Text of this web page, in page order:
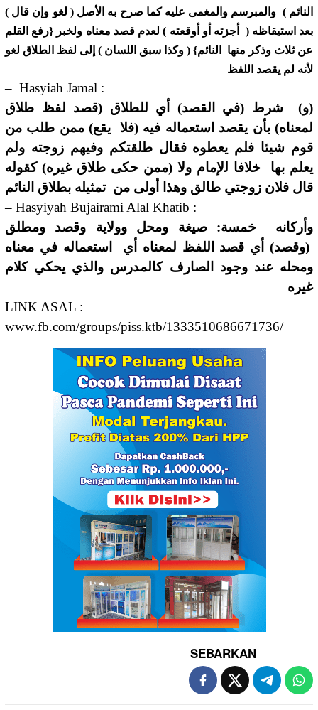
ﺍﻟﻨﺎﺋﻢ ‏) ﻭﺍﻟﻤﺒﺮﺳﻢ ﻭﺍﻟﻤﻐﻤﻰ ﻋﻠﻴﻪ ﻛﻤﺎ ﺻﺮﺡ ﺑﻪ ﺍﻷﺻﻞ ‏( ﻟﻐﻮ ﻭﺇﻥ ﻗﺎﻝ ‏)
ﺑﻌﺪ ﺍﺳﺘﻴﻘﺎﻇﻪ ‏( ﺃﺟﺰﺗﻪ ﺃﻭ ﺃﻭﻗﻌﺘﻪ ‏) ﻟﻌﺪﻡ ﻗﺼﺪ ﻣﻌﻨﺎﻩ ﻭﻟﺨﺒﺮ {ﺭﻓﻊ ﺍﻟﻘﻠﻢ
ﻋﻦ ﺛﻼﺙ ﻭﺫﻛﺮ ﻣﻨﻬﺎ ﺍﻟﻨﺎﺋﻢ} ‏( ﻭﻛﺬﺍ ﺳﺒﻖ ﺍﻟﻠﺴﺎﻥ ‏) ﺇﻟﻰ ﻟﻔﻆ ﺍﻟﻄﻼﻕ ﻟﻐﻮ
ﻷﻧﻪ ﻟﻢ ﻳﻘﺼﺪ ﺍﻟﻠﻔﻆ
– Hasyiah Jamal :
(ﻭ) ﺷﺮﻁ (ﻓﻲ اﻟﻘﺼﺪ) ﺃﻱ ﻟﻠﻄﻼﻕ (ﻗﺼﺪ ﻟﻔﻆ ﻃﻼﻕ
ﻟﻤﻌﻨﺎﻩ) ﺑﺄﻥ ﻳﻘﺼﺪ اﺳﺘﻌﻤﺎﻟﻪ ﻓﻴﻪ (ﻓﻼ ﻳﻘﻊ) ﻣﻤﻦ ﻃﻠﺐ ﻣﻦ
ﻗﻮﻡ ﺷﻴﺌﺎ ﻓﻠﻢ ﻳﻌﻄﻮﻩ ﻓﻘﺎﻝ ﻃﻠﻘﺘﻜﻢ ﻭﻓﻴﻬﻢ ﺯﻭﺟﺘﻪ ﻭﻟﻢ
ﻳﻌﻠﻢ ﺑﻬﺎ ﺧﻼﻓﺎ ﻟﻹﻣﺎﻡ ﻭﻻ (ﻣﻤﻦ ﺣﻜﻰ ﻃﻼﻕ ﻏﻴﺮﻩ) ﻛﻘﻮﻟﻪ
ﻗﺎﻝ ﻓﻼﻥ ﺯﻭﺟﺘﻲ ﻃﺎﻟﻖ ﻭﻫﺬا ﺃﻭﻟﻰ ﻣﻦ ﺗﻤﺜﻴﻠﻪ ﺑﻄﻼﻕ اﻟﻨﺎﺋﻢ
– Hasyiyah Bujairami Alal Khatib :
ﻭﺃﺭﻛﺎﻧﻪ ﺧﻤﺴﺔ: ﺻﻴﻐﺔ ﻭﻣﺤﻞ ﻭﻭﻻﻳﺔ ﻭﻗﺼﺪ ﻭﻣﻄﻠﻖ
(ﻭﻗﺼﺪ) ﺃﻱ ﻗﺼﺪ اﻟﻠﻔﻆ ﻟﻤﻌﻨﺎﻩ ﺃﻱ اﺳﺘﻌﻤﺎﻟﻪ ﻓﻲ ﻣﻌﻨﺎﻩ
ﻭﻣﺤﻠﻪ ﻋﻨﺪ ﻭﺟﻮﺩ اﻟﺼﺎﺭﻑ ﻛﺎﻟﻤﺪﺭﺱ ﻭاﻟﺬﻱ ﻳﺤﻜﻲ ﻛﻼﻡ
ﻏﻴﺮﻩ
LINK ASAL :
www.fb.com/groups/piss.ktb/1333510686671736/
SEBARKAN